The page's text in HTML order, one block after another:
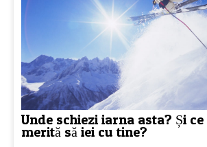
Unde schiezi iarna asta? Și
merită să iei cu tine?